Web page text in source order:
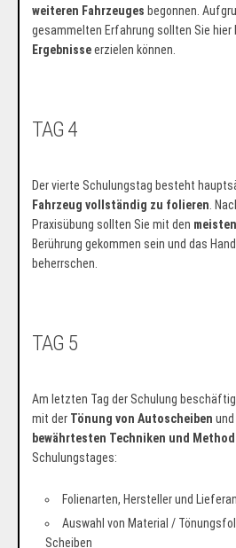
weiteren Fahrzeuges begonnen.
gesammelten Erfahrung sollten Sie hier
Ergebnisseerzielen können.
TAG 4
Der vierte Schulungstag besteht
Fahrzeug vollständig zu folieren .
Praxisübung sollten Sie mit den
Berührung gekommen sein und das
beherrschen.
TAG 5
Am letzten Tag der Schulung
mit der Tönung von Autoscheiben
bewährtesten Techniken und
Schulungstages:
Folienarten, Hersteller und
Auswahl von Material /
Scheiben